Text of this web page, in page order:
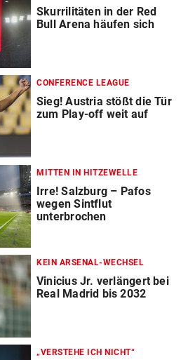
Skurrilitäten in der Red
Bull Arena häufen sich
CONFERENCE LEAGUE
Sieg! Austria stößt die Tür
zum Play-off weit auf
MITTEN IN HITZEWELLE
Irre! Salzburg – Pafos
wegen Sintflut
unterbrochen
KEIN ARSENAL-WECHSEL
Vinicius Jr. verlängert bei
Real Madrid bis 2032
„VERSTEHE ICH NICHT“